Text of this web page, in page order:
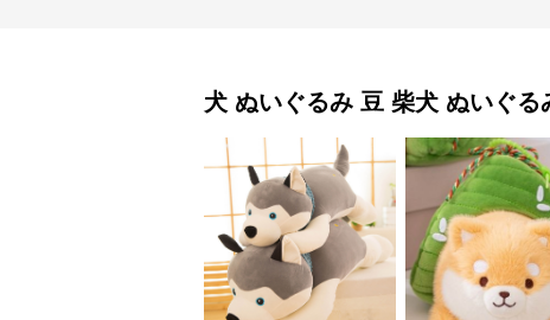
犬 ぬいぐるみ 豆 柴犬 ぬいぐる